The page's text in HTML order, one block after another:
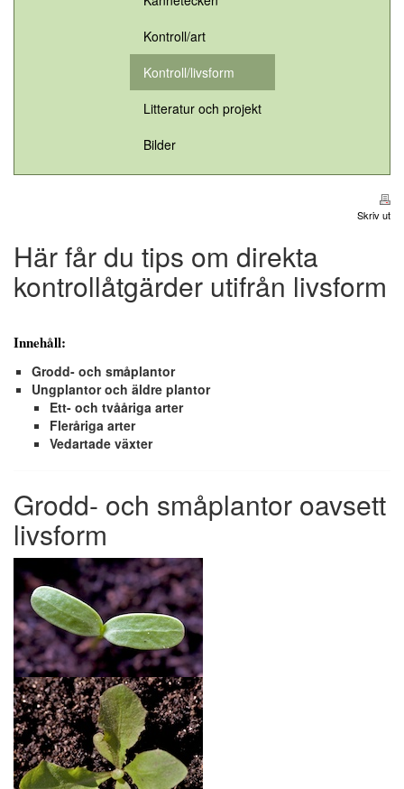
Kontroll/art
Kontroll/livsform
Litteratur och projekt
Bilder
Skriv ut
Här får du tips om direkta
kontrollåtgärder utifrån livsform
Innehåll:
Grodd- och småplantor
Ungplantor och äldre plantor
Ett- och tvååriga arter
Fleråriga arter
Vedartade växter
Grodd- och småplantor oavsett
livsform